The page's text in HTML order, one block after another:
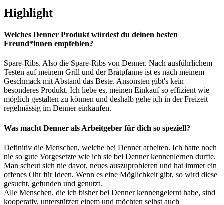
Highlight
Welches Denner Produkt würdest du deinen besten
Freund*innen empfehlen?
Spare-Ribs. Also die Spare-Ribs von Denner. Nach ausführlichem
Testen auf meinem Grill und der Bratpfanne ist es nach meinem
Geschmack mit Abstand das Beste. Ansonsten gibt's kein
besonderes Produkt. Ich liebe es, meinen Einkauf so effizient wie
möglich gestalten zu können und deshalb gehe ich in der Freizeit
regelmässig im Denner einkaufen.
Was macht Denner als Arbeitgeber für dich so speziell?
Definitiv die Menschen, welche bei Denner arbeiten. Ich hatte noch
nie so gute Vorgesetzte wie ich sie bei Denner kennenlernen durfte.
Man scheut sich nie davor, neues auszuprobieren und hat immer ein
offenes Ohr für Ideen. Wenn es eine Möglichkeit gibt, so wird diese
gesucht, gefunden und genutzt.
Alle Menschen, die ich bisher bei Denner kennengelernt habe, sind
kooperativ, unterstützen einem und möchten selbst auch